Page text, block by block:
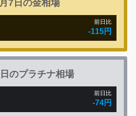
7日の金相場
前日比
-115円
のプラチナ相場
前日比
-74円